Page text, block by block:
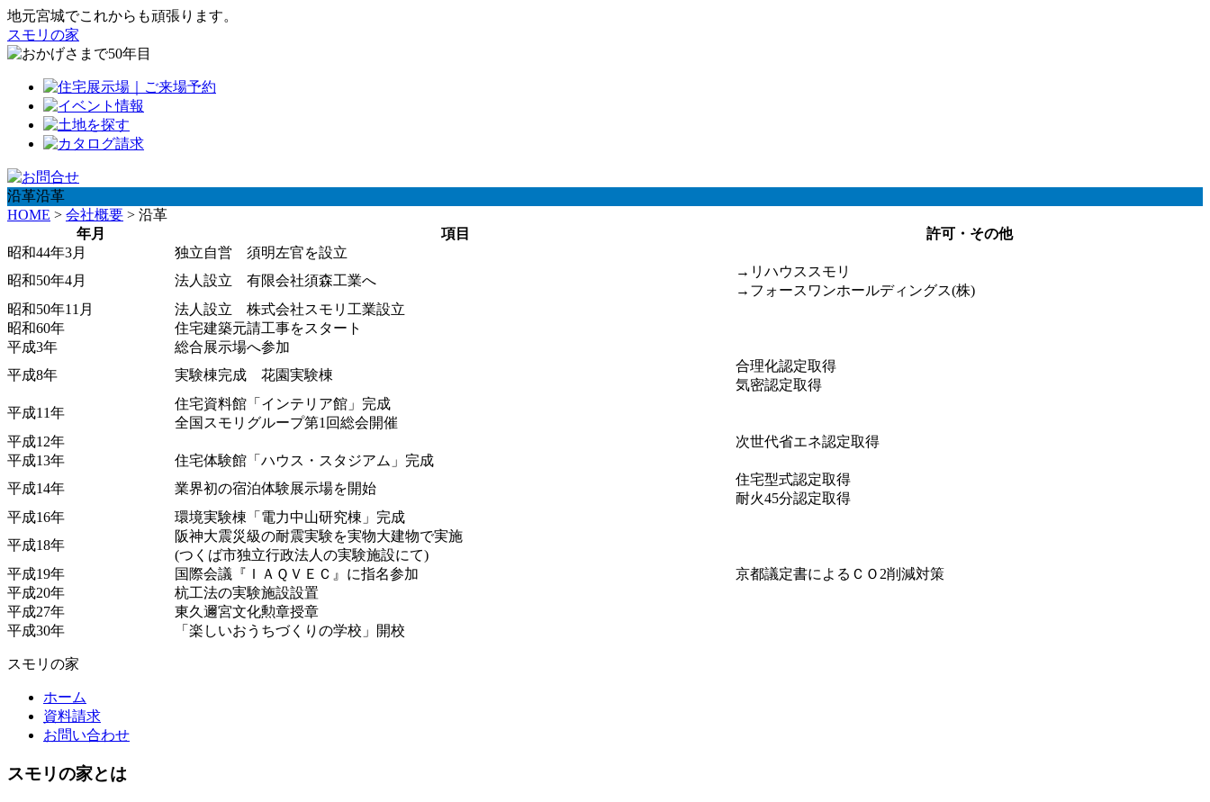
地元宮城でこれからも頑張ります。
スモリの家
沿革沿革
HOME > 会社概要 > 沿革
年月
項目
許可・その他
昭和44年3月
独立自営 須明左官を設立
昭和50年4月
法人設立 有限会社須森工業へ
→リハウススモリ
→フォースワンホールディングス(株)
昭和50年11月
法人設立 株式会社スモリ工業設立
昭和60年
住宅建築元請工事をスタート
平成3年
総合展示場へ参加
平成8年
実験棟完成 花園実験棟
合理化認定取得
気密認定取得
平成11年
住宅資料館「インテリア館」完成
全国スモリグループ第1回総会開催
平成12年
次世代省エネ認定取得
平成13年
住宅体験館「ハウス・スタジアム」完成
平成14年
業界初の宿泊体験展示場を開始
住宅型式認定取得
耐火45分認定取得
平成16年
環境実験棟「電力中山研究棟」完成
平成18年
阪神大震災級の耐震実験を実物大建物で実施
(つくば市独立行政法人の実験施設にて)
平成19年
国際会議『ＩＡＱＶＥＣ』に指名参加
京都議定書によるＣＯ2削減対策
平成20年
杭工法の実験施設設置
平成27年
東久邇宮文化勲章授章
平成30年
「楽しいおうちづくりの学校」開校
スモリの家
ホーム
資料請求
お問い合わせ
スモリの家とは